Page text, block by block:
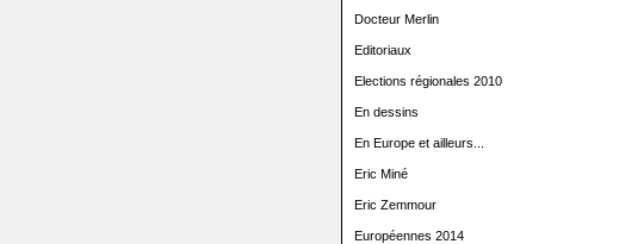
Docteur Merlin
Editoriaux
Elections régionales 2010
En dessins
En Europe et ailleurs...
Eric Miné
Eric Zemmour
Européennes 2014